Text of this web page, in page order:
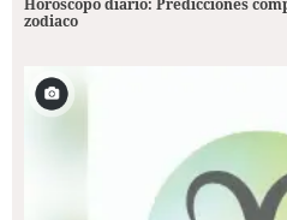
Horóscopo diario: Predicciones
zodiaco